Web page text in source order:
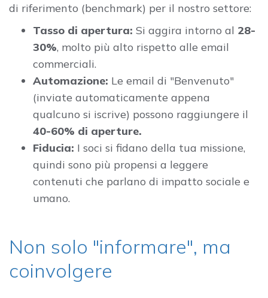
di riferimento (benchmark) per il nostro settore:
Tasso di apertura: Si aggira intorno al 28-
30%, molto più alto rispetto alle email
commerciali.
Automazione: Le email di "Benvenuto"
(inviate automaticamente appena
qualcuno si iscrive) possono raggiungere il
40-60% di aperture.
Fiducia: I soci si fidano della tua missione,
quindi sono più propensi a leggere
contenuti che parlano di impatto sociale e
umano.
Non solo "informare", ma
coinvolgere